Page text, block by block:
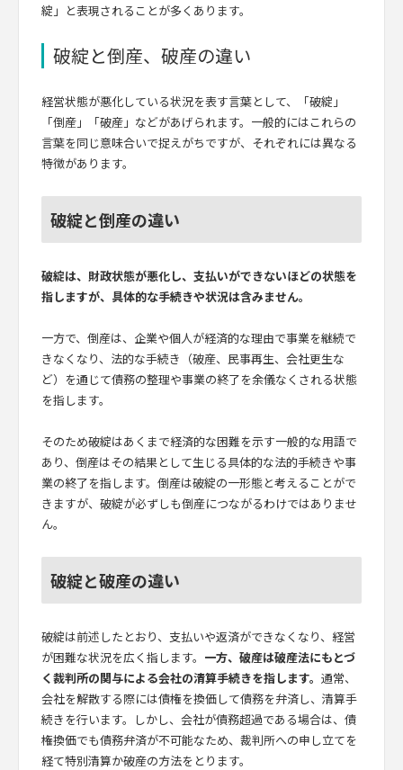
綻」と表現されることが多くあります。
破綻と倒産、破産の違い
経営状態が悪化している状況を表す言葉として、「破綻」
「倒産」「破産」などがあげられます。一般的にはこれらの
言葉を同じ意味合いで捉えがちですが、それぞれには異なる
特徴があります。
破綻と倒産の違い
破綻は、財政状態が悪化し、支払いができないほどの状態を
指しますが、具体的な手続きや状況は含みません。
一方で、倒産は、企業や個人が経済的な理由で事業を継続で
きなくなり、法的な手続き（破産、民事再生、会社更生な
ど）を通じて債務の整理や事業の終了を余儀なくされる状態
を指します。
そのため破綻はあくまで経済的な困難を示す一般的な用語で
あり、倒産はその結果として生じる具体的な法的手続きや事
業の終了を指します。倒産は破綻の一形態と考えることがで
きますが、破綻が必ずしも倒産につながるわけではありませ
ん。
破綻と破産の違い
破綻は前述したとおり、支払いや返済ができなくなり、経営
が困難な状況を広く指します。 一方、破産は破産法にもとづ
く裁判所の関与による会社の清算手続きを指します。 通常、
会社を解散する際には債権を換価して債務を弁済し、清算手
続きを行います。しかし、会社が債務超過である場合は、債
権換価でも債務弁済が不可能なため、裁判所への申し立てを
経て特別清算か破産の方法をとります。